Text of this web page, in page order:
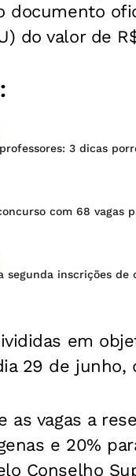
documento
do valor de
3 dicas
com 68 vagas
segunda inscrições de
em
29 de
as vagas a
e 20%
Conselho